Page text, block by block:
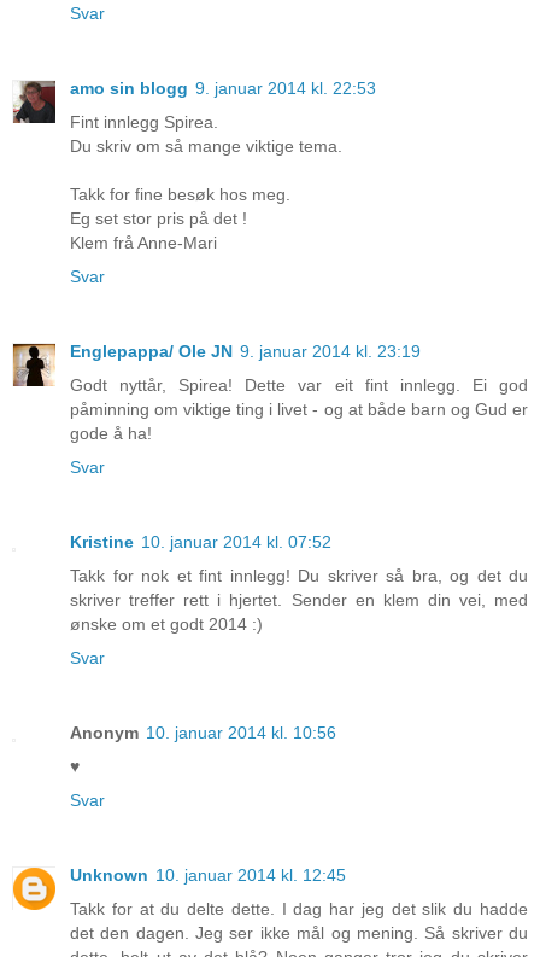
Svar
amo sin blogg 9. januar 2014 kl. 22:53
Fint innlegg Spirea.
Du skriv om så mange viktige tema.
Takk for fine besøk hos meg.
Eg set stor pris på det !
Klem frå Anne-Mari
Svar
Englepappa/ Ole JN 9. januar 2014 kl. 23:19
Godt nyttår, Spirea! Dette var eit fint innlegg. Ei god
påminning om viktige ting i livet - og at både barn og Gud er
gode å ha!
Svar
Kristine 10. januar 2014 kl. 07:52
Takk for nok et fint innlegg! Du skriver så bra, og det du
skriver treffer rett i hjertet. Sender en klem din vei, med
ønske om et godt 2014 :)
Svar
Anonym 10. januar 2014 kl. 10:56
♥
Svar
Unknown 10. januar 2014 kl. 12:45
Takk for at du delte dette. I dag har jeg det slik du hadde
det den dagen. Jeg ser ikke mål og mening. Så skriver du